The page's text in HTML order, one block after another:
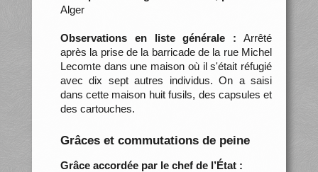
Alger
Observations en liste générale : Arrêté
après la prise de la barricade de la rue Michel
Lecomte dans une maison où il s'était réfugié
avec dix sept autres individus. On a saisi
dans cette maison huit fusils, des capsules et
des cartouches.
Grâces et commutations de peine
Grâce accordée par le chef de l’État :